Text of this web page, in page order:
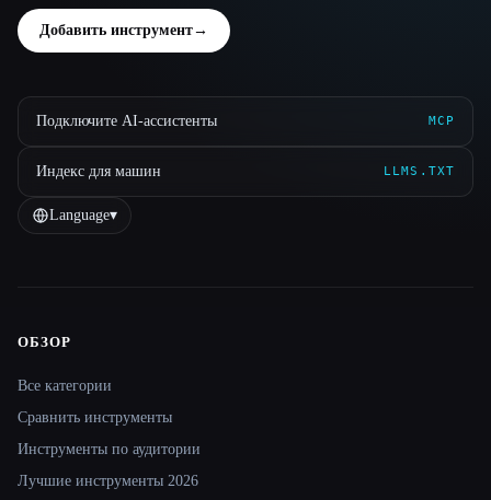
Добавить инструмент→
Подключите AI-ассистенты MCP
Индекс для машин LLMS.TXT
Language▾
Site navigation
ОБЗОР
Все категории
Сравнить инструменты
Инструменты по аудитории
Лучшие инструменты 2026